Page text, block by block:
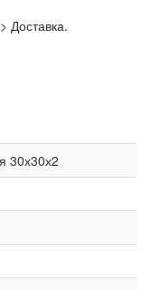
Доставка.
30х30х2